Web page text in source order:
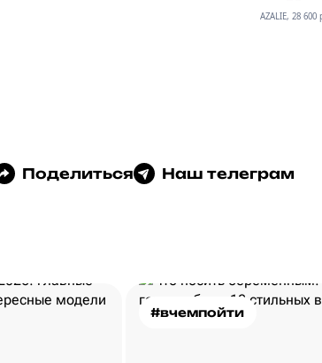
AZALIE, 28 600
Поделиться Наш телеграм
#вчемпойти